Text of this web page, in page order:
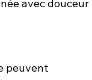
avec douceur
peuvent